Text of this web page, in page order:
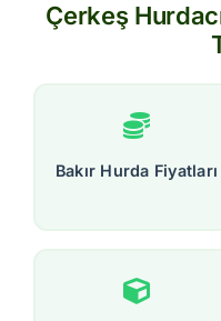
Çerkeş
Bakır Hurda Fiyatları